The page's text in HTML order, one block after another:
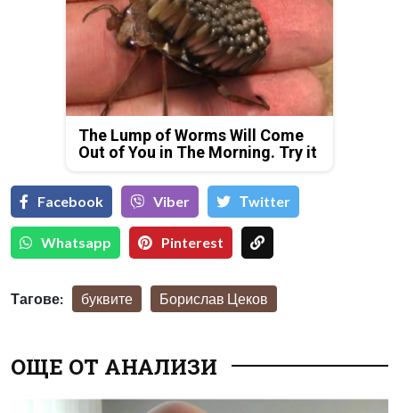
The Lump of Worms Will Come
Out of You in The Morning. Try it
Facebook Viber Тwitter
Whatsapp Pinterest
Тагове: буквите Борислав Цеков
ОЩЕ ОТ АНАЛИЗИ